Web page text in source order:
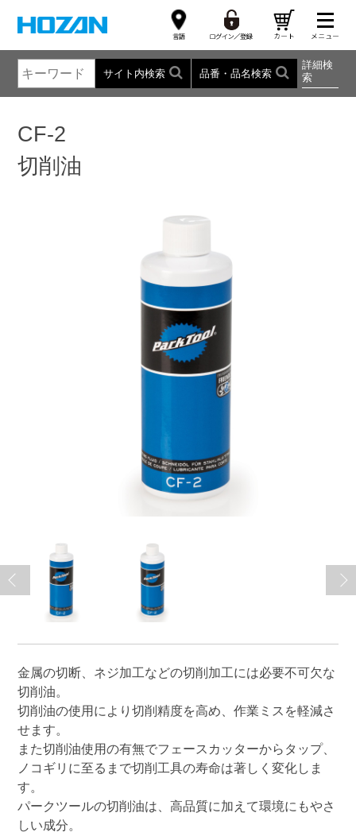
サイト内検索 品番・品名検索
詳細検
索
CF-2
切削油
金属の切断、ネジ加工などの切削加工には必要不可欠な
切削油。
切削油の使用により切削精度を高め、作業ミスを軽減さ
せます。
また切削油使用の有無でフェースカッターからタップ、
ノコギリに至るまで切削工具の寿命は著しく変化しま
す。
パークツールの切削油は、高品質に加えて環境にもやさ
しい成分。